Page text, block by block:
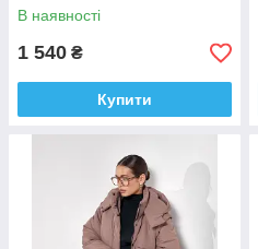
В наявності
1 540 ₴
Купити